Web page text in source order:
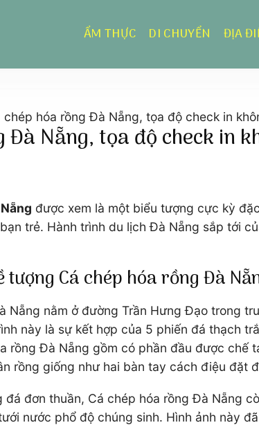
ẨM THỰC DI CHUYỂN ĐỊA
chép hóa rồng Đà Nẵng, tọa độ check in
Đà Nẵng, tọa độ check in
được xem là một biểu tượng cực kỳ
trẻ. Hành trình du lịch Đà Nẵng sắp tới
tượng Cá chép hóa rồng Đà
Nẵng nằm ở đường Trần Hưng Đạo trong
này là sự kết hợp của 5 phiến đá thạch
rồng Đà Nẵng gồm có phần đầu được
rồng giống như hai bàn tay cách điệu đặt
đơn thuần, Cá chép hóa rồng Đà Nẵng
nước phổ độ chúng sinh. Hình ảnh này